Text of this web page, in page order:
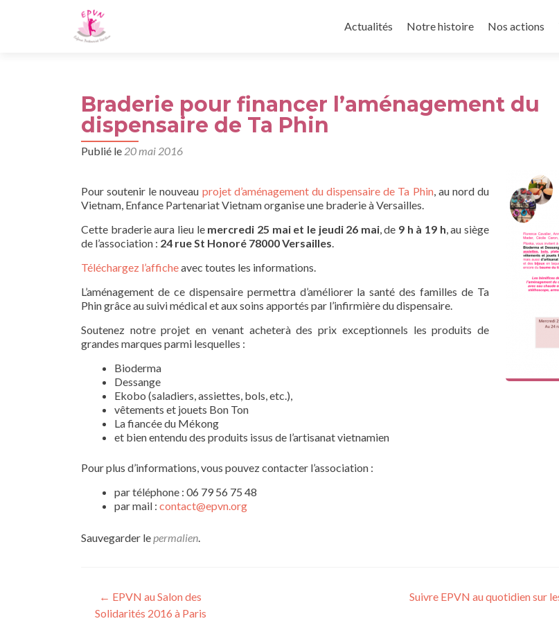
au
Actualités Notre histoire Nos actions
Braderie pour financer l’aménagement du
dispensaire de Ta Phin
Publié le 20 mai 2016
Pour soutenir le nouveau projet d’aménagement du dispensaire de Ta Phin, au nord du
Vietnam, Enfance Partenariat Vietnam organise une braderie à Versailles.
Cette braderie aura lieu le mercredi 25 mai et le jeudi 26 mai, de 9 h à 19 h, au siège
de l’association : 24 rue St Honoré 78000 Versailles.
Téléchargez l’afficheavec toutes les informations.
L’aménagement de ce dispensaire permettra d’améliorer la santé des familles de Ta
Phin grâce au suivi médical et aux soins apportés par l’infirmière du dispensaire.
Soutenez notre projet en venant acheterà des prix exceptionnels les produits de
grandes marques parmi lesquelles :
Bioderma
Dessange
Ekobo (saladiers, assiettes, bols, etc.),
vêtements et jouets Bon Ton
La fiancée du Mékong
et bien entendu des produits issus de l’artisanat vietnamien
Pour plus d’informations, vous pouvez contacter l’association :
par téléphone : 06 79 56 75 48
par mail : contact@epvn.org
Sauvegarder lepermalien.
Navigation
← EPVN au Salon des
Solidarités 2016 à Paris
Suivre EPVN au quotidien sur